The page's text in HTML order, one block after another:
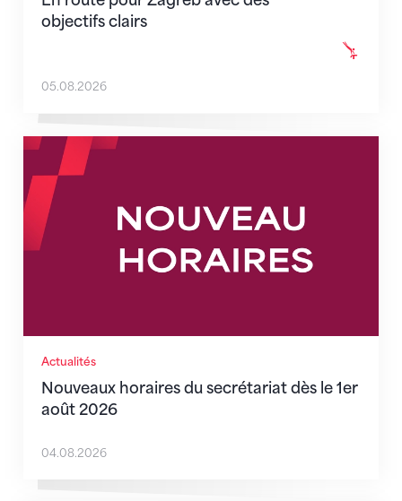
objectifs clairs
05.08.2026
Actualités
Nouveaux horaires du secrétariat dès le 1er
août 2026
Nouveaux horaires du secrétariat dès le 1er août
04.08.2026